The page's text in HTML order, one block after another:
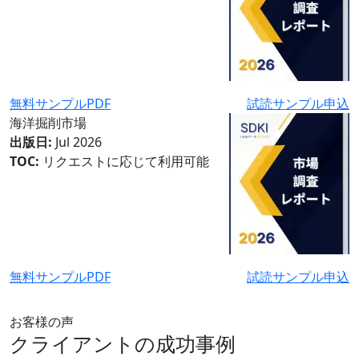
無料サンプルPDF
試読サンプル申込
海洋掘削市場
出版日: Jul 2026
TOC: リクエストに応じて利用可能
無料サンプルPDF 試読サンプル申込
お客様の声
クライアントの成功事例